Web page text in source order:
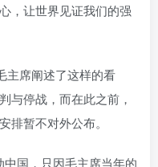
，让世界见证我们的强
主席阐述了这样的看
与停战，而在此之前，
排暂不对外公布。